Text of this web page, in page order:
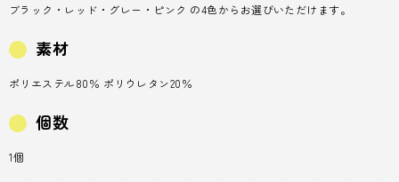
ブラック・レッド・グレー・ピンク の4色からお選びいただけます。
素材
ポリエステル80％ ポリウレタン20％
個数
1個